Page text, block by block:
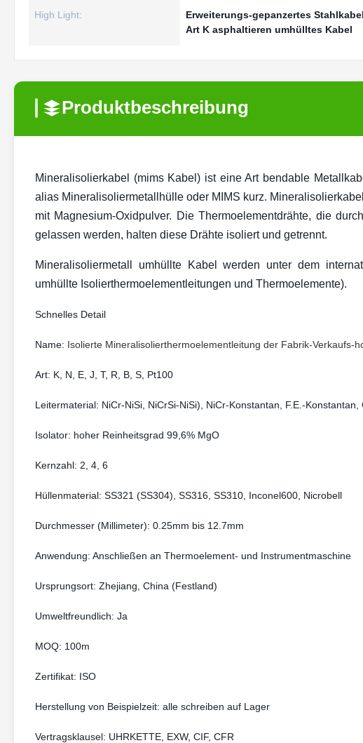
High Light: Erweiterungs-gepanzertes Stahlkabel
Art K asphaltieren umhülltes Kabel
Produktbeschreibung
Mineralisolierkabel (mims Kabel) ist eine Art bendable
alias Mineralisoliermetallhülle oder MIMS kurz.
mit Magnesium-Oxidpulver. Die Thermoelementdrähte, die
gelassen werden, halten diese Drähte isoliert und getrennt.
Mineralisoliermetall umhüllte Kabel werden unter dem
umhüllte Isolierthermoelementleitungen und Thermoelemente).
Schnelles Detail
Name: Isolierte Mineralisolierthermoelementleitung der Fabrik-Verkaufs-
Art: K, N, E, J, T, R, B, S, Pt100
Leitermaterial: NiCr-NiSi, NiCrSi-NiSi), NiCr-Konstantan, F.E.-Konstantan,
Isolator: hoher Reinheitsgrad 99,6% MgO
Kernzahl: 2, 4, 6
Hüllenmaterial: SS321 (SS304), SS316, SS310, Inconel600, Nicrobell
Durchmesser (Millimeter): 0.25mm bis 12.7mm
Anwendung: Anschließen an Thermoelement- und Instrumentmaschine
Ursprungsort: Zhejiang, China (Festland)
Umweltfreundlich: Ja
MOQ: 100m
Zertifikat: ISO
Herstellung von Beispielzeit: alle schreiben auf Lager
Vertragsklausel: UHRKETTE, EXW, CIF, CFR